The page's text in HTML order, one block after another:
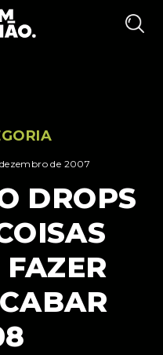
dezembro de 2007
DROPS